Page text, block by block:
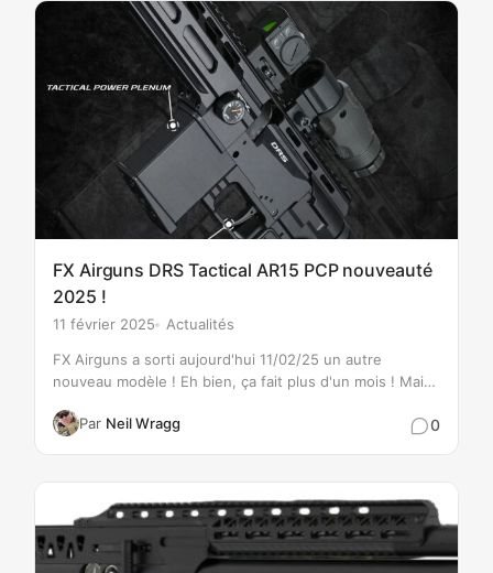
stockés à l'écart…
FX Airguns DRS Tactical AR15 PCP nouveauté
2025 !
11 février 2025 Actualités
Par Neil Wragg
FX Airguns a sorti aujourd'hui 11/02/25 un autre
nouveau modèle ! Eh bien, ça fait plus d'un mois ! Mais
Consultez les informations et l'image ci-dessous !…
0